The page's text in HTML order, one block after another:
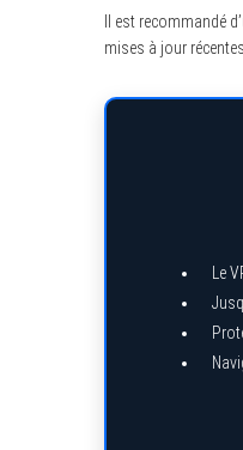
Il est recommandé
mises à jour
Le